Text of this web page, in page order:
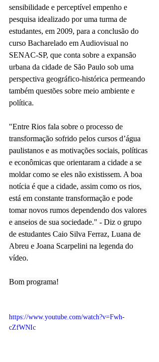
sensibilidade e perceptível empenho e
pesquisa idealizado por uma turma de
estudantes, em 2009, para a conclusão do
curso Bacharelado em Audiovisual no
SENAC-SP, que conta sobre a expansão
urbana da cidade de São Paulo sob uma
perspectiva geográfico-histórica permeando
também questões sobre meio ambiente e
política.
"Entre Rios fala sobre o processo de
transformação sofrido pelos cursos d’água
paulistanos e as motivações sociais, políticas
e econômicas que orientaram a cidade a se
moldar como se eles não existissem. A boa
notícia é que a cidade, assim como os rios,
está em constante transformação e pode
tomar novos rumos dependendo dos valores
e anseios de sua sociedade." - Diz o grupo
de estudantes Caio Silva Ferraz, Luana de
Abreu e Joana Scarpelini na legenda do
vídeo.
Bom programa!
https://www.youtube.com/watch?v=Fwh-
cZfWNIc